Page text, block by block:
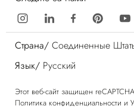
Страна/ Соединенные
Язык/ Русский
Этот веб-сайт защищен
Политика конфиденциальности и